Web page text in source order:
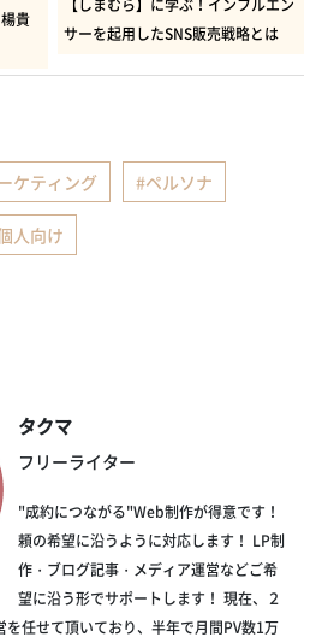
貴
サーを起用したSNS販売戦略とは
ケティング ペルソナ
人向け
タクマ
フリーライター
"成約につながる"Web制作が得意です！
頼の希望に沿うように対応します！ LP制
作・ブログ記事・メディア運営などご希
望に沿う形でサポートします！ 現在、２
任せて頂いており、半年で月間PV数1万